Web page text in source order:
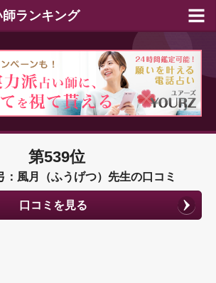
ランキング
第539位
：風月（ふうげつ）先生の口コミ
口コミを見る